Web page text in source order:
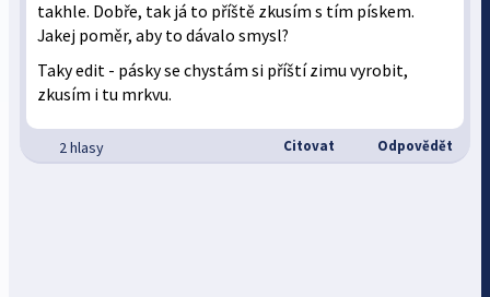
takhle. Dobře, tak já to příště zkusím s tím pískem.
Jakej poměr, aby to dávalo smysl?
Taky edit - pásky se chystám si příští zimu vyrobit,
zkusím i tu mrkvu.
2 hlasy Citovat Odpovědět